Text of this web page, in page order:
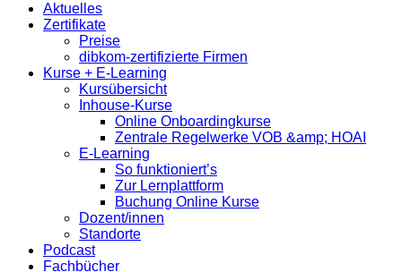
Aktuelles
Zertifikate
Preise
dibkom-zertifizierte Firmen
Kurse + E-Learning
Kursübersicht
Inhouse-Kurse
Online Onboardingkurse
Zentrale Regelwerke VOB &amp; HOAI
E-Learning
So funktioniert’s
Zur Lernplattform
Buchung Online Kurse
Dozent/innen
Standorte
Podcast
Fachbücher